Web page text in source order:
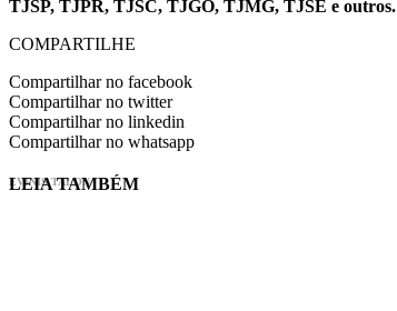
TJSP, TJPR, TJSC, TJGO, TJMG, TJSE e outros.
COMPARTILHE
Compartilhar no facebook
Compartilhar no twitter
Compartilhar no linkedin
Compartilhar no whatsapp
EVINIS TALON
LEIA TAMBÉM